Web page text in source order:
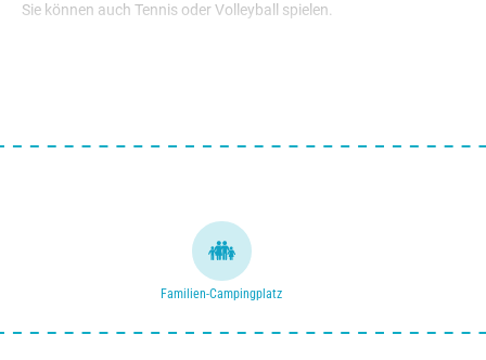
Sie können auch Tennis oder Volleyball spielen.
Familien-Campingplatz